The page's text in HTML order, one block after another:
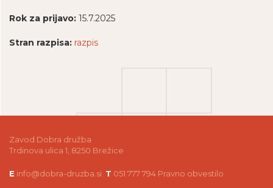
Rok za prijavo: 15.7.2025
Stran razpisa: razpis
Zavod Dobra družba
Trdinova ulica 1, 8250 Brežice
E info@dobra-druzba.si T 051 777 794 Pravno obvestilo